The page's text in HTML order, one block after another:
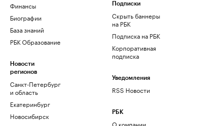
Финансы
Биографии
База знаний
РБК Образование
Новости
регионов
Санкт-Петербург
и область
Екатеринбург
Новосибирск
Подписки
Скрыть баннеры
на РБК
Подписка на РБК
Корпоративная
подписка
Уведомления
RSS Новости
РБК
О компании